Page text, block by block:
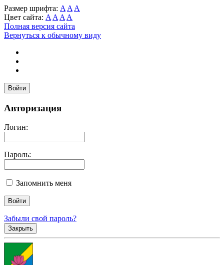
Размер шрифта: A A A
Цвет сайта: A A A A
Полная версия сайта
Вернуться к обычному виду
Войти
Авторизация
Логин:
Пароль:
Запомнить меня
Забыли свой пароль?
Закрыть